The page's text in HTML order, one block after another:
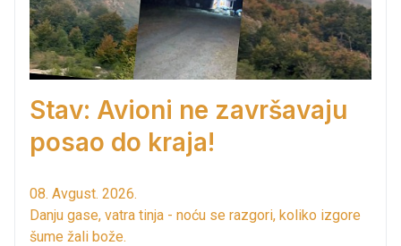
Stav: Avioni ne završavaju
posao do kraja!
08. Avgust. 2026.
Danju gase, vatra tinja - noću se razgori, koliko izgore
šume žali bože.